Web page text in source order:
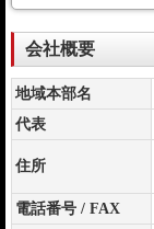
会社概要
地域本部名
代表
住所
電話番号 / FAX